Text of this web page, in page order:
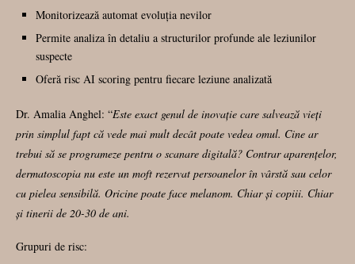
Monitorizează automat evoluția nevilor
Permite analiza în detaliu a structurilor profunde ale leziunilor
suspecte
Oferă risc AI scoring pentru fiecare leziune analizată
Dr. Amalia Anghel: “Este exact genul de inovație care salvează vieți
prin simplul fapt că vede mai mult decât poate vedea omul. Cine ar
trebui să se programeze pentru o scanare digitală? Contrar aparențelor,
dermatoscopia nu este un moft rezervat persoanelor în vârstă sau celor
cu pielea sensibilă. Oricine poate face melanom. Chiar și copiii. Chiar
și tinerii de 20-30 de ani.
Grupuri de risc: